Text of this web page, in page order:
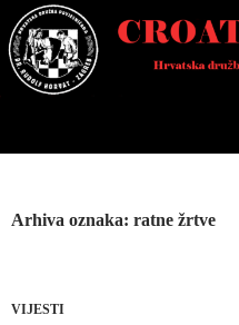
Skoči
do
sadržaja
Arhiva oznaka: ratne žrtve
VIJESTI